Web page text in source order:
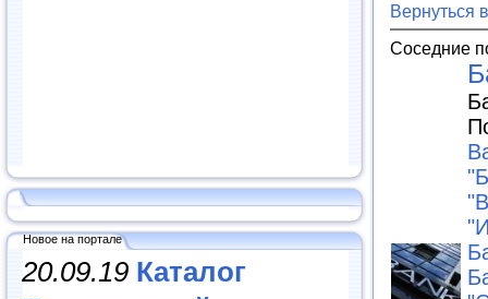
Новое на портале
20.09.19 Каталог
Вернуться
Соседние